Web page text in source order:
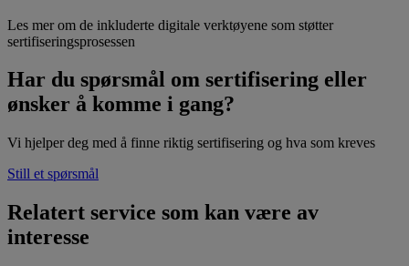
Les mer om de inkluderte digitale verktøyene som støtter
sertifiseringsprosessen
Har du spørsmål om sertifisering eller
ønsker å komme i gang?
Vi hjelper deg med å finne riktig sertifisering og hva som kreves
Still et spørsmål
Relatert service som kan være av
interesse